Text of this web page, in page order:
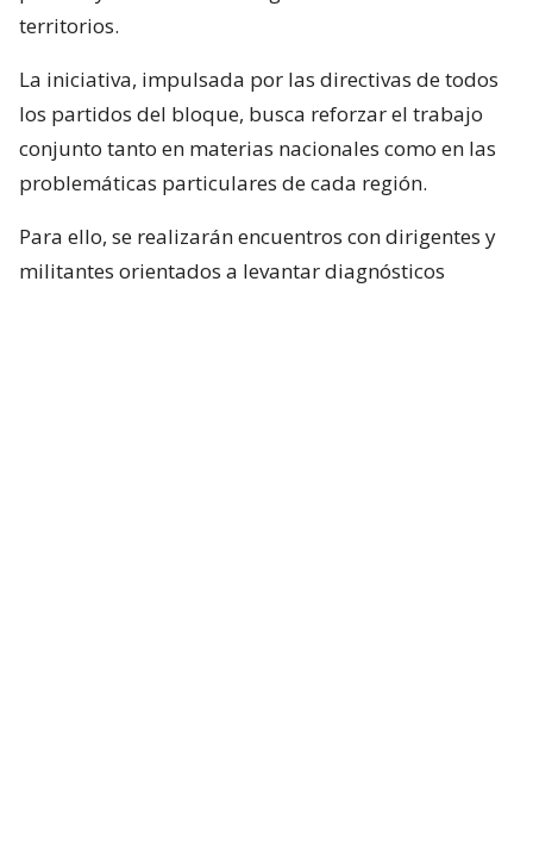
territorios.
La iniciativa, impulsada por las directivas de todos
los partidos del bloque, busca reforzar el trabajo
conjunto tanto en materias nacionales como en las
problemáticas particulares de cada región.
Para ello, se realizarán encuentros con dirigentes y
militantes orientados a levantar diagnósticos